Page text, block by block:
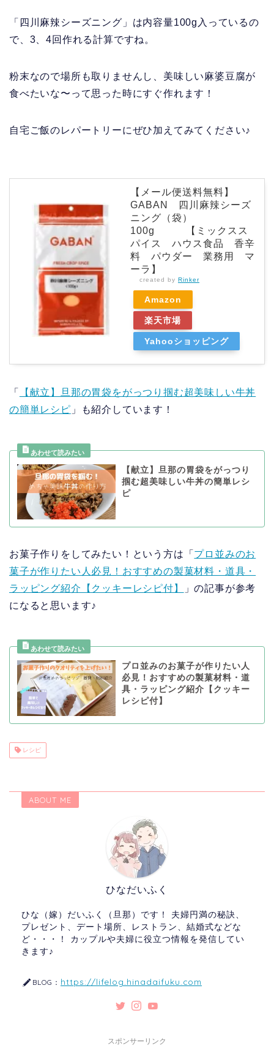
「四川麻辣シーズニング」は内容量100g入っているの
で、3、4回作れる計算ですね。
粉末なので場所も取りませんし、美味しい麻婆豆腐が
食べたいな〜って思った時にすぐ作れます！
自宅ご飯のレパートリーにぜひ加えてみてください♪
【メール便送料無料】
GABAN 四川麻辣シーズ
ニング（袋）
100g 【ミックスス
パイス ハウス食品 香辛
料 パウダー 業務用 マ
ーラ】
created by Rinker
Amazon
楽天市場
Yahooショッピング
「
【献立】旦那の胃袋をがっつり掴む超美味しい牛丼
の簡単レシピ 」も紹介しています！
【献立】旦那の胃袋をがっつり
掴む超美味しい牛丼の簡単レシ
ピ
お菓子作りをしてみたい！という方は「 プロ並みのお
菓子が作りたい人必見！おすすめの製菓材料・道具・
ラッピング紹介【クッキーレシピ付】
」の記事が参考
になると思います♪
プロ並みのお菓子が作りたい人
必見！おすすめの製菓材料・道
具・ラッピング紹介【クッキー
レシピ付】
レシピ
ABOUT ME
ひなだいふく
ひな（嫁）だいふく（旦那）です！ 夫婦円満の秘訣、
プレゼント、デート場所、レストラン、結婚式などな
ど・・・！ カップルや夫婦に役立つ情報を発信してい
きます♪
BLOG： https://lifelog.hinadaifuku.com
スポンサーリンク